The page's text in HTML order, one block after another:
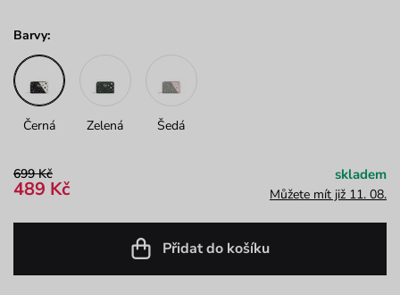
Barvy:
Černá Zelená Šedá
699 Kč
489 Kč
skladem
Můžete mít již 11. 08.
Přidat do košíku